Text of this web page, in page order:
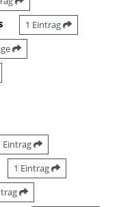
1 Eintrag
Eintrag
1 Eintrag